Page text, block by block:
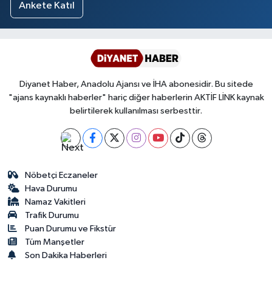
Ankete Katıl
Diyanet Haber, Anadolu Ajansı ve İHA abonesidir. Bu sitede
"ajans kaynaklı haberler" hariç diğer haberlerin AKTİF LİNK kaynak
belirtilerek kullanılması serbesttir.
Nöbetçi Eczaneler
Hava Durumu
Namaz Vakitleri
Trafik Durumu
Puan Durumu ve Fikstür
Tüm Manşetler
Son Dakika Haberleri
Sivas Müftülüğü
Şanlıurfa Müftülüğü
Şırnak Müftülüğü
Tekirdağ Müftülüğü
Tokat Müftülüğü
Trabzon Müftülüğü
Tunceli Müftülüğü
Uşak Müftülüğü